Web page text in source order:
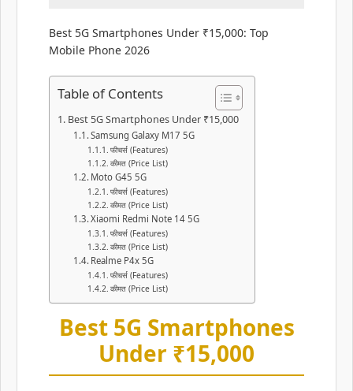
Best 5G Smartphones Under ₹15,000: Top
Mobile Phone 2026
Table of Contents
Best 5G Smartphones Under ₹15,000
Samsung Galaxy M17 5G
फीचर्स (Features)
कीमत (Price List)
Moto G45 5G
फीचर्स (Features)
कीमत (Price List)
Xiaomi Redmi Note 14 5G
फीचर्स (Features)
कीमत (Price List)
Realme P4x 5G
फीचर्स (Features)
कीमत (Price List)
Best 5G Smartphones
Under ₹15,000